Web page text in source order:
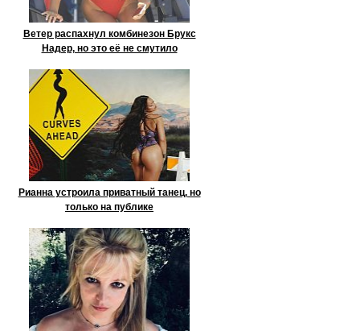
Ветер распахнул комбинезон Брукс
Надер, но это её не смутило
Рианна устроила приватный танец, но
только на публике